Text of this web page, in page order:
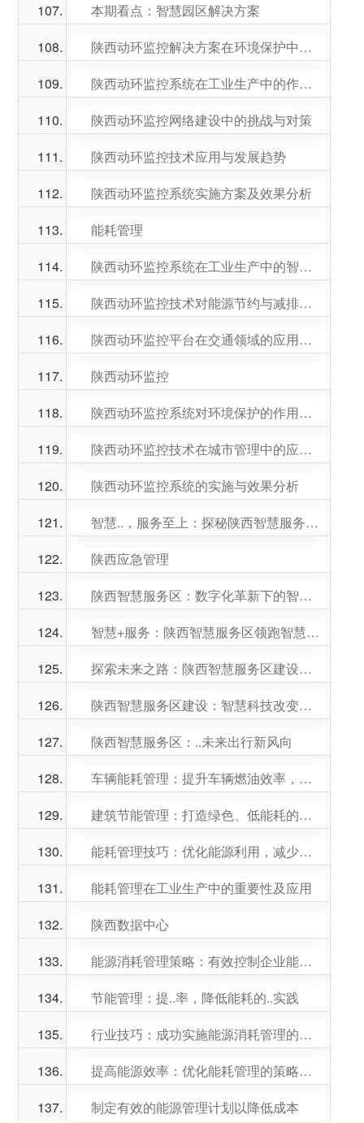
本期看点：智慧园区解决方案
陕西动环监控解决方案在环境保护中的应用探讨
陕西动环监控系统在工业生产中的作用和意义
陕西动环监控网络建设中的挑战与对策
陕西动环监控技术应用与发展趋势
陕西动环监控系统实施方案及效果分析
能耗管理
陕西动环监控系统在工业生产中的智能化应用研究
陕西动环监控技术对能源节约与减排的促进作用
陕西动环监控平台在交通领域的应用与发展
陕西动环监控
陕西动环监控系统对环境保护的作用及挑战
陕西动环监控技术在城市管理中的应用探讨
陕西动环监控系统的实施与效果分析
智慧..，服务至上：探秘陕西智慧服务区的未来
陕西应急管理
陕西智慧服务区：数字化革新下的智能交通枢纽
智慧+服务：陕西智慧服务区领跑智慧出行时代
探索未来之路：陕西智慧服务区建设纪实
陕西智慧服务区建设：智慧科技改变出行体验
陕西智慧服务区：..未来出行新风向
车辆能耗管理：提升车辆燃油效率，降低运营成本
建筑节能管理：打造绿色、低能耗的建筑环境
能耗管理技巧：优化能源利用，减少浪费
能耗管理在工业生产中的重要性及应用
陕西数据中心
能源消耗管理策略：有效控制企业能耗成本
节能管理：提..率，降低能耗的..实践
行业技巧：成功实施能源消耗管理的关键因素
提高能源效率：优化能耗管理的策略探讨
制定有效的能源管理计划以降低成本